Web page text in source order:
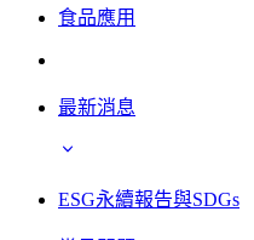
食品應用
最新消息
ESG永續報告與SDGs